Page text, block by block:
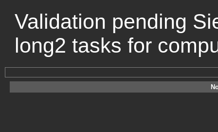
Validation pending
long2 tasks for